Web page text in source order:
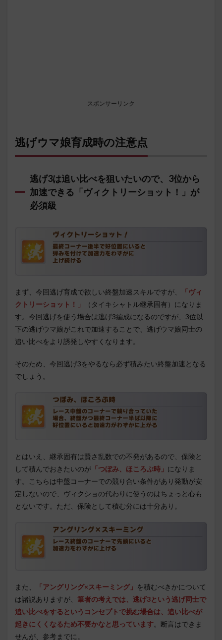
スポンサーリンク
逃げウマ娘育成時の注意点
逃げ3は追い比べを狙いたいので、3位から
加速できる「ヴィクトリーショット！」が
必須級
まず、今回逃げ育成で欲しい終盤加速スキルですが、
「ヴィ
クトリーショット！」
（タイキシャトル継承固有）になりま
す。今回逃げを使う場合は逃げ3編成になるのですが、3位以
下の逃げウマ娘がこれで加速することで、逃げウマ娘同士の
追い比べをより誘発しやすくなります。
そのため、今回逃げ3をやるなら必ず積みたい終盤加速となる
でしょう。
とはいえ、継承固有は賢さ乱数での不発があるので、保険と
して積んでおきたいのが 「つぼみ、ほころぶ時」 になりま
す。こちらは中盤コーナーでの競り合い条件があり発動が安
定しないので、ヴィクショの代わりに使うのはちょっと心も
とないです。ただ、保険として積む分には十分あり。
また、 「アングリング×スキーミング」 を積むべきかについて
は諸説ありますが、 筆者の考えでは、逃げ3という逃げ同士で
追い比べをするというコンセプトで挑む場合は、追い比べが
起きにくくなるため不要かなと思っています。断言はできま
せんが、参考までに。